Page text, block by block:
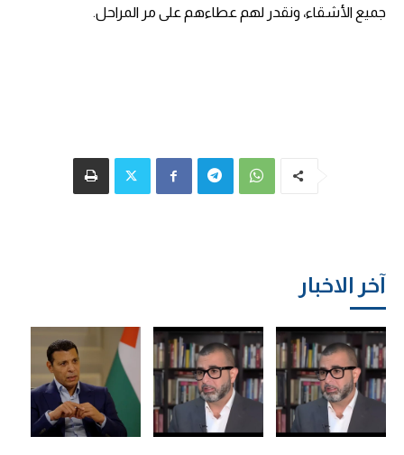
آخر الاخبار
جميع الأشقاء، ونقدر لهم عطاءهم على مر المراحل.